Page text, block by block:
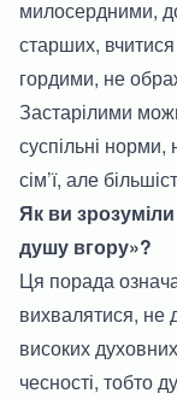
милосердними,
старших, вчитися
гордими, не
Застарілими
суспільні
сім’ї, але
Як ви
душу вгору»?
Ця порада
вихвалятися, не
високих
чесності, тобто